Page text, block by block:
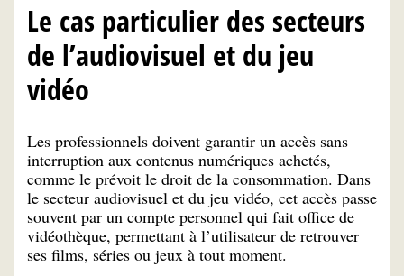
Le cas particulier des secteurs
de l’audiovisuel et du jeu
vidéo
Les professionnels doivent garantir un accès sans
interruption aux contenus numériques achetés,
comme le prévoit le droit de la consommation. Dans
le secteur audiovisuel et du jeu vidéo, cet accès passe
souvent par un compte personnel qui fait office de
vidéothèque, permettant à l’utilisateur de retrouver
ses films, séries ou jeux à tout moment.